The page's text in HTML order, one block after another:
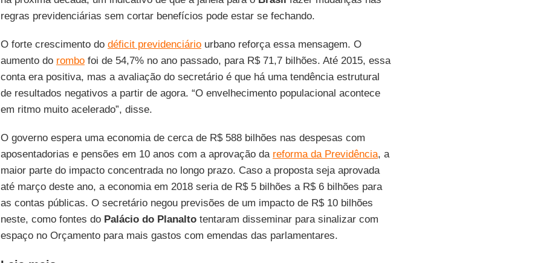
regras previdenciárias sem cortar benefícios pode estar se fechando.
O forte crescimento do déficit previdenciáriourbano reforça essa mensagem. O
aumento do rombofoi de 54,7% no ano passado, para R$ 71,7 bilhões. Até 2015, essa
conta era positiva, mas a avaliação do secretário é que há uma tendência estrutural
de resultados negativos a partir de agora. “O envelhecimento populacional acontece
em ritmo muito acelerado”, disse.
O governo espera uma economia de cerca de R$ 588 bilhões nas despesas com
aposentadorias e pensões em 10 anos com a aprovação da reforma da Previdência, a
maior parte do impacto concentrada no longo prazo. Caso a proposta seja aprovada
até março deste ano, a economia em 2018 seria de R$ 5 bilhões a R$ 6 bilhões para
as contas públicas. O secretário negou previsões de um impacto de R$ 10 bilhões
neste, como fontes do Palácio do Planaltotentaram disseminar para sinalizar com
espaço no Orçamento para mais gastos com emendas das parlamentares.